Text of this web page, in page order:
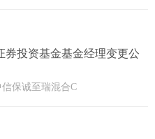
券投资基金基金经理变更公
保诚至瑞混合C